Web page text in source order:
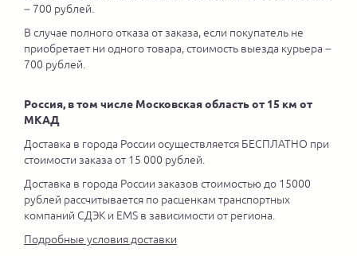
– 700 рублей.
В случае полного отказа от заказа, если покупатель не
приобретает ни одного товара, стоимость выезда курьера –
700 рублей.
Россия, в том числе Московская область от 15 км от
МКАД
Доставка в города России осуществляется БЕСПЛАТНО при
стоимости заказа от 15 000 рублей.
Доставка в города России заказов стоимостью до 15000
рублей рассчитывается по расценкам транспортных
компаний СДЭК и EMS в зависимости от региона.
Подробные условия доставки